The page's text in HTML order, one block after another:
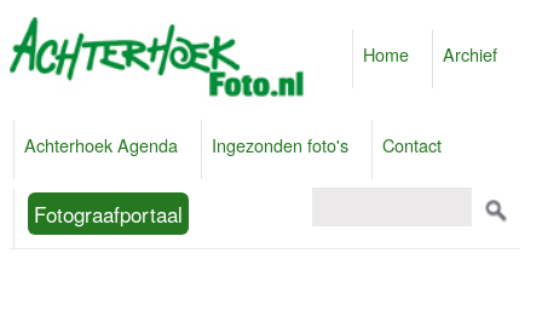
Home Archief
Achterhoek Agenda Ingezonden foto's Contact
Fotograafportaal